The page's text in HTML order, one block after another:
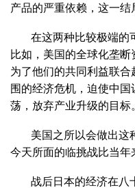
产品的严重依赖，这一结
在这两种比较极端的
比如，美国的全球化垄断
为了他们的共同利益联
围的经济危机，迫使中
荡，放弃产业升级的目标
美国之所以会做出这
今天所面的临挑战比当年
战后日本的经济在八